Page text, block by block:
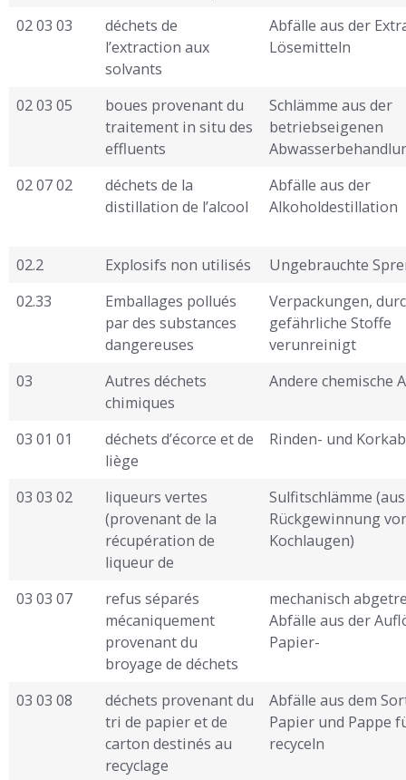
02 03 03
déchets de
l’extraction aux
solvants
Abfälle aus der
Lösemitteln
02 03 05
boues provenant du
traitement in situ des
effluents
Schlämme aus der
betriebseigenen
02 07 02
déchets de la
distillation de l’alcool
Abfälle aus der
Alkoholdestillation
02.2 Explosifs non utilisés
Ungebrauchte
02.33
Emballages pollués
par des substances
dangereuses
Verpackungen,
gefährliche Stoffe
verunreinigt
03
Autres déchets
chimiques
Andere chemische
03 01 01
déchets d’écorce et de
liège
Rinden- und
03 03 02
liqueurs vertes
(provenant de la
récupération de
liqueur de
Sulfitschlämme
Rückgewinnung
Kochlaugen)
03 03 07
refus séparés
mécaniquement
provenant du
broyage de déchets
mechanisch
Abfälle aus der
Papier-
03 03 08
déchets provenant du
tri de papier et de
carton destinés au
recyclage
Abfälle aus dem
Papier und Pappe
recyceln